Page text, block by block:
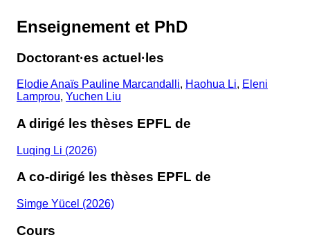
Enseignement et PhD
Doctorant·es actuel·les
Elodie Anaïs Pauline Marcandalli, Haohua Li, Eleni
Lamprou, Yuchen Liu
A dirigé les thèses EPFL de
Luqing Li (2026)
A co-dirigé les thèses EPFL de
Simge Yücel (2026)
Cours